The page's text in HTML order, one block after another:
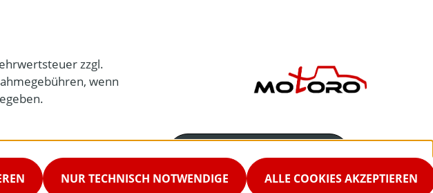
zzgl.
wenn
02542-9298867
NUR TECHNISCH NOTWENDIGE ALLE COOKIES AKZEPTIEREN